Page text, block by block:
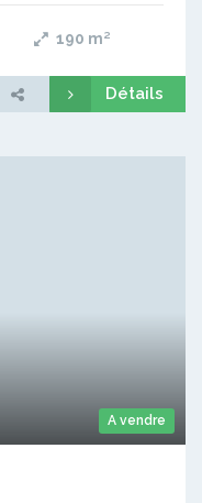
190 m²
Détails
A vendre